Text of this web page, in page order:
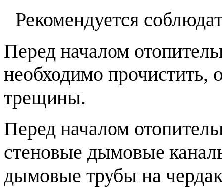
Рекомендуется
Перед началом
необходимо прочистить,
трещины.
Перед началом
стеновые дымовые
дымовые трубы на